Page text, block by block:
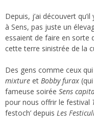
Depuis, j’ai découvert
à Sens, pas juste un
essaient de faire en sorte
cette terre sinistrée de la
Des gens comme ceux
mixture et Bobby furax
fameuse soirée Sens
pour nous offrir le festival
festoch’ depuis Les